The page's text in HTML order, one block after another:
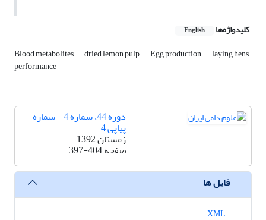
کلیدواژه‌ها English
Blood metabolites dried lemon pulp Egg production laying hens
performance
دوره 44، شماره 4 - شماره
پیاپی 4
زمستان 1392
صفحه397-404
فایل ها